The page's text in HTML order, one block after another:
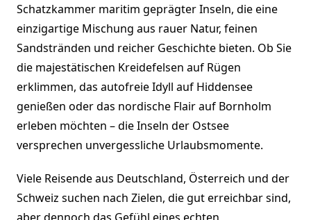
Schatzkammer maritim geprägter Inseln, die eine
einzigartige Mischung aus rauer Natur, feinen
Sandstränden und reicher Geschichte bieten. Ob Sie
die majestätischen Kreidefelsen auf Rügen
erklimmen, das autofreie Idyll auf Hiddensee
genießen oder das nordische Flair auf Bornholm
erleben möchten – die Inseln der Ostsee
versprechen unvergessliche Urlaubsmomente.
Viele Reisende aus Deutschland, Österreich und der
Schweiz suchen nach Zielen, die gut erreichbar sind,